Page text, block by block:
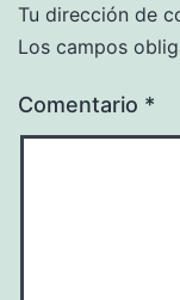
Tu dirección de
Los campos
Comentario *